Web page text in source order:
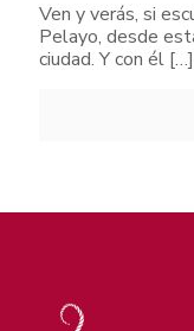
Ven y verás, si
Pelayo, desde
ciudad. Y con él […]